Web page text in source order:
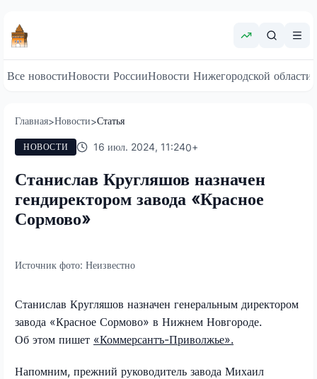
Все новостиНовости РоссииНовости Нижегородской области
Главная>Новости>Статья
НОВОСТИ 16 июл. 2024, 11:240+
Станислав Кругляшов назначен
гендиректором завода «Красное
Сормово»
Источник фото: Неизвестно
Станислав Кругляшов назначен генеральным директором
завода «Красное Сормово» в Нижнем Новгороде.
Об этом пишет «Коммерсантъ-Приволжье».
Напомним, прежний руководитель завода Михаил